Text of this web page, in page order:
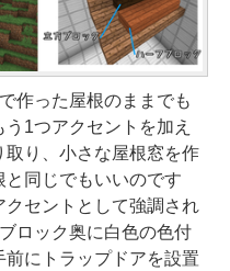
作った屋根のままでも
1つアクセントを加え
取り、小さな屋根窓を作
と同じでもいいのです
セントとして強調され
ロック奥に白色の色付
にトラップドアを設置